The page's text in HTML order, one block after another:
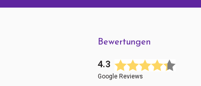
Bewertungen
4.3
Google Reviews